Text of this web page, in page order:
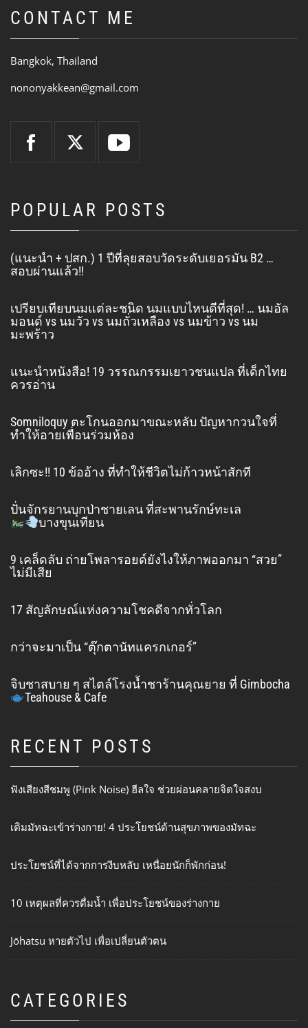
CONTACT ME
Bangkok, Thailand
nononyakkean@gmail.com
POPULAR POSTS
(แนะนำ + ปสก.) 1 ปีที่ลุยสอบวัดระดับเยอรมัน B2 …
สอบผ่านแล้ว!!
เปรียบเทียบนมแต่ละชนิด นมแบบไหนดีที่สุด! … นมอัล
มอนด์ vs นมวัว vs นมถั่วเหลือง vs นมข้าว vs นม
มะพร้าว
แนะนำหนังสือ! 19 วรรณกรรมเยาวชนแปล ที่เด็กไทย
ควรอ่าน
Somniloquy ตะโกนออกมาขณะหลับ ปัญหากวนใจที่
ทำให้อายเพื่อนร่วมห้อง
เลิกซะ!! 10 ข้ออ้าง ที่ทำให้ชีวิตไม่ก้าวหน้าสักที
ปั่นจักรยานบุกป่าชายเลน ที่สะพานรักษ์ทะเล
บางขุนเทียน
9 เคล็ดลับ ถ่ายโพลารอยด์ยังไงให้ภาพออกมา “สวย”
ไม่มีเสีย
17 สัญลักษณ์แห่งความโชคดีจากทั่วโลก
กว่าจะมาเป็น “ตุ๊กตานัทแครกเกอร์”
จิบชาสบาย ๆ สไตล์โรงน้ำชาร้านคุณยาย ที่ Gimbocha
Teahouse & Cafe
RECENT POSTS
ฟังเสียงสีชมพู (Pink Noise) ฮีลใจ ช่วยผ่อนคลายจิตใจสงบ
เติมมัทฉะเข้าร่างกาย! 4 ประโยชน์ด้านสุขภาพของมัทฉะ
ประโยชน์ที่ได้จากการงีบหลับ เหนื่อยนักก็พักก่อน!
10 เหตุผลที่ควรดื่มน้ำ เพื่อประโยชน์ของร่างกาย
Jōhatsu หายตัวไป เพื่อเปลี่ยนตัวตน
CATEGORIES